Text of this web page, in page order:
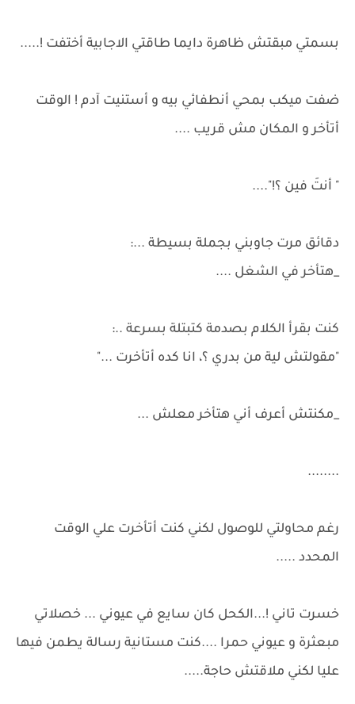
بسمتي مبقتش ظاهرة دايما طاقتي الاجابية أختفت !.....
ضفت ميكب بمحي أنطفائي بيه و أستنيت آدم ! الوقت
أتأخر و المكان مش قريب ....
" أنتَ فين ؟!"....
دقائق مرت جاوبني بجملة بسيطة ...:
_هتأخر في الشغل ....
كنت بقرأ الكلام بصدمة كتبتلة بسرعة ..:
"مقولتش لية من بدري ؟، انا كده أتأخرت ..."
_مكنتش أعرف أني هتأخر معلش ...
........
رغم محاولتي للوصول لكني كنت أتأخرت علي الوقت
المحدد .....
خسرت تاني !...الكحل كان سايع في عيوني ... خصلاتي
مبعثرة و عيوني حمرا ....كنت مستانية رسالة يطمن فيها
عليا لكني ملاقتش حاجة.....